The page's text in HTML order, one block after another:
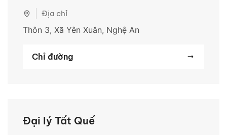
Địa chỉ
Thôn 3, Xã Yên Xuân, Nghệ An
Chỉ đường
Đại lý Tất Quế